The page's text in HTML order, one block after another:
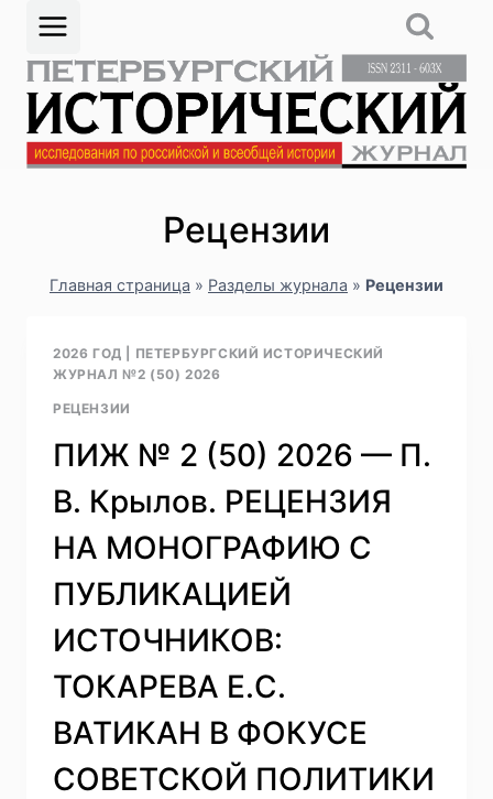
Перейти
содержимому
Рецензии
Главная страница » Разделы журнала » Рецензии
2026 ГОД
ПЕТЕРБУРГСКИЙ ИСТОРИЧЕСКИЙ
ЖУРНАЛ №2 (50) 2026
РЕЦЕНЗИИ
ПИЖ № 2 (50) 2026 — П.
В. Крылов. РЕЦЕНЗИЯ
НА МОНОГРАФИЮ С
ПУБЛИКАЦИЕЙ
ИСТОЧНИКОВ:
ТОКАРЕВА Е.С.
ВАТИКАН В ФОКУСЕ
СОВЕТСКОЙ ПОЛИТИКИ